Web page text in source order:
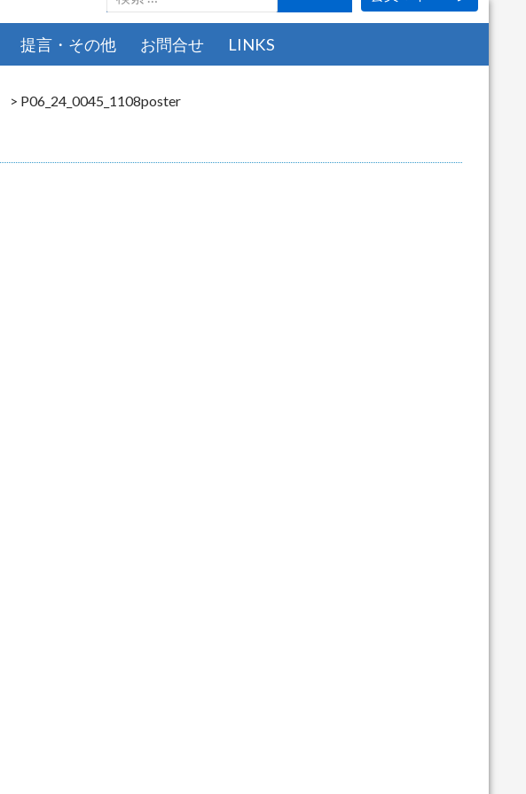
索:
提言・その他 お問合せ LINKS
> P06_24_0045_1108poster